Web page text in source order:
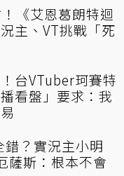
《艾恩葛朗特迴
主、VT挑戰「死
台VTuber珂賽特
看盤」要求：我
錯？實況主小明
薩斯：根本不會